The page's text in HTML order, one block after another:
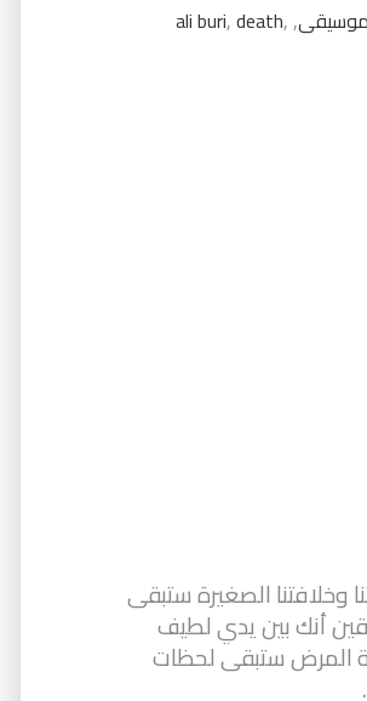
موسيقى,
ali buri,death,
وخلافتنا الصغيرة ستبقى
أنك بين يدي لطيف
المرض ستبقى لحظات